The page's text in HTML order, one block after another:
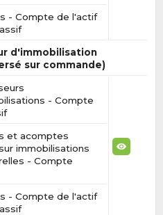
- Compte de l'actif
d'immobilisation
sur commande)
- Compte
et acomptes
immobilisations
- Compte
- Compte de l'actif